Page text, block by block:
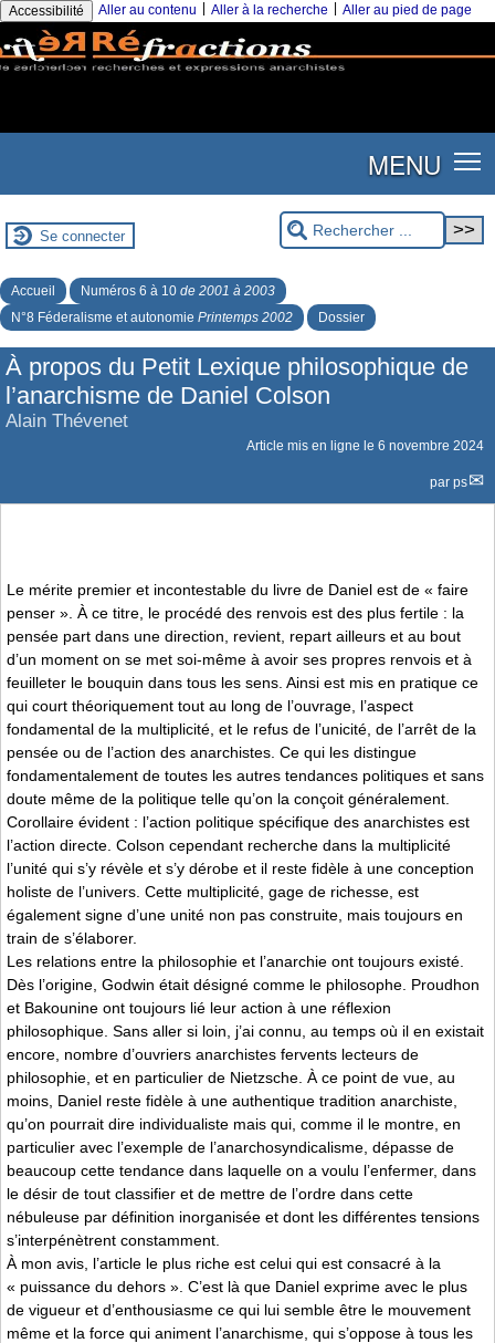
Accessibilité Aller au contenu Aller à la recherche Aller au pied de page
MENU
Se connecter
Accueil Numéros 6 à 10 de 2001 à 2003
N°8 Féderalisme et autonomie Printemps 2002 Dossier
À propos du Petit Lexique philosophique de
l’anarchisme de Daniel Colson
Alain Thévenet
Article mis en ligne le 6 novembre 2024
par ps
Le mérite premier et incontestable du livre de Daniel est de « faire
penser ». À ce titre, le procédé des renvois est des plus fertile : la
pensée part dans une direction, revient, repart ailleurs et au bout
d’un moment on se met soi-même à avoir ses propres renvois et à
feuilleter le bouquin dans tous les sens. Ainsi est mis en pratique ce
qui court théoriquement tout au long de l’ouvrage, l’aspect
fondamental de la multiplicité, et le refus de l’unicité, de l’arrêt de la
pensée ou de l’action des anarchistes. Ce qui les distingue
fondamentalement de toutes les autres tendances politiques et sans
doute même de la politique telle qu’on la conçoit généralement.
Corollaire évident : l’action politique spécifique des anarchistes est
l’action directe. Colson cependant recherche dans la multiplicité
l’unité qui s’y révèle et s’y dérobe et il reste fidèle à une conception
holiste de l’univers. Cette multiplicité, gage de richesse, est
également signe d’une unité non pas construite, mais toujours en
train de s’élaborer.
Les relations entre la philosophie et l’anarchie ont toujours existé.
Dès l’origine, Godwin était désigné comme le philosophe. Proudhon
et Bakounine ont toujours lié leur action à une réflexion
philosophique. Sans aller si loin, j’ai connu, au temps où il en existait
encore, nombre d’ouvriers anarchistes fervents lecteurs de
philosophie, et en particulier de Nietzsche. À ce point de vue, au
moins, Daniel reste fidèle à une authentique tradition anarchiste,
qu’on pourrait dire individualiste mais qui, comme il le montre, en
particulier avec l’exemple de l’anarchosyndicalisme, dépasse de
beaucoup cette tendance dans laquelle on a voulu l’enfermer, dans
le désir de tout classifier et de mettre de l’ordre dans cette
nébuleuse par définition inorganisée et dont les différentes tensions
s’interpénètrent constamment.
À mon avis, l’article le plus riche est celui qui est consacré à la
« puissance du dehors ». C’est là que Daniel exprime avec le plus
de vigueur et d’enthousiasme ce qui lui semble être le mouvement
même et la force qui animent l’anarchisme, qui s’oppose à tous les